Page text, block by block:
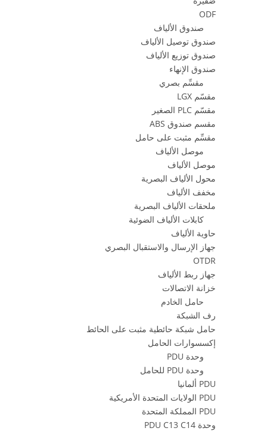
ODF
صندوق الألياف
صندوق توصيل الألياف
صندوق توزيع الألياف
صندوق الإنهاء
مقسِّم بصري
مقسّم LGX
مقسّم PLC الصغير
مقسم صندوق ABS
مقسِّم مثبت على حامل
موصل الألياف
موصل الألياف
محول الألياف البصرية
مخفف الألياف
ملحقات الألياف البصرية
كابلات الألياف الضوئية
حاوية الألياف
جهاز الإرسال والاستقبال البصري
OTDR
جهاز ربط الألياف
خزانة الاتصالات
حامل الخادم
رف الشبكة
حامل شبكة حائطية مثبت على الحائط
إكسسوارات الحامل
وحدة PDU
وحدة PDU للحامل
PDU ألمانيا
PDU الولايات المتحدة الأمريكية
PDU المملكة المتحدة
وحدة PDU C13 C14